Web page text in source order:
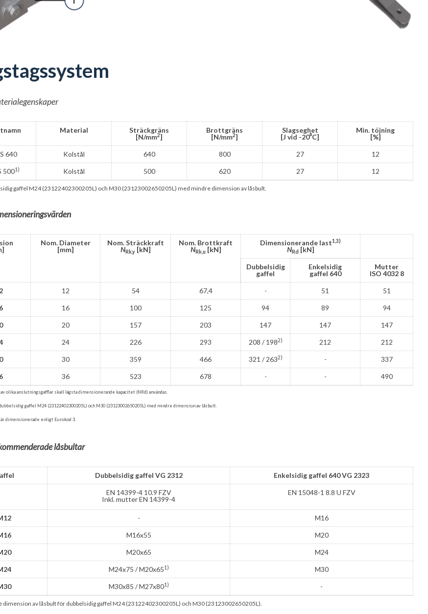
Material
Sträckgräns
[N/mm2]
Brottgräns
[N/mm2]
Slagseghet
[J vid -20⁰C]
Min. töjning
[%]
640 Kolstål 640 800 27 12
5001) Kolstål 500 620 27 12
gaffel M24 (23122402300205L) och M30 (23123002650205L) med mindre dimension av låsbult.
Nom. Diameter
[mm]
Nom. Sträckkraft
NRk,y[kN]
Nom. Brottkraft
NRk,u [kN]
Dimensionerande last1,3)
NRd [kN]
Dubbelsidig
gaffel
Enkelsidig
gaffel 640
Mutter
ISO 4032 8
12 54 67,4 - 51 51
16 100 125 94 89 94
20 157 203 147 147 147
24 226 293 208 / 1982) 212 212
30 359 466 321 / 2632) - 337
36 523 678 - - 490
olika anslutningsgafflar skall lägsta dimensionerande kapacitet (NRd) användas.
gaffel M24 (23122402300205L) och M30 (23123002650205L) med mindre dimension av låsbult.
dimensionerade enligt Eurokod 3.
låsbultar
Dubbelsidig gaffel VG 2312 Enkelsidig gaffel 640 VG 2323
EN 14399-4 10.9 FZV
Inkl. mutter EN 14399-4
EN 15048-1 8.8 U FZV
- M16
M16x55 M20
M20x65 M24
M24x75 / M20x651) M30
M30x85 / M27x801) -
dimension av låsbult för dubbelsidig gaffel M24 (23122402300205L) och M30 (23123002650205L).